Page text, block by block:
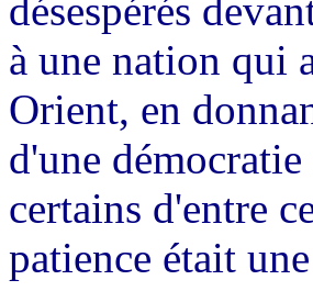
désespérés
à une nation qui
Orient, en
d'une
certains d'entre
patience était